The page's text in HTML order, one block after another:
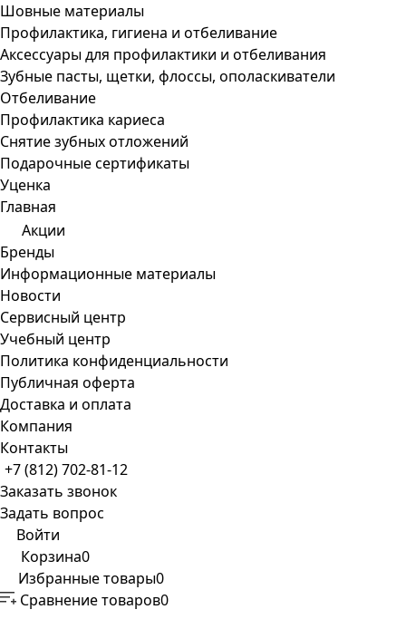
Шовные материалы
Профилактика, гигиена и отбеливание
Аксессуары для профилактики и отбеливания
Зубные пасты, щетки, флоссы, ополаскиватели
Отбеливание
Профилактика кариеса
Снятие зубных отложений
Подарочные сертификаты
Уценка
Главная
Акции
Бренды
Информационные материалы
Новости
Сервисный центр
Учебный центр
Политика конфиденциальности
Публичная оферта
Доставка и оплата
Компания
Контакты
+7 (812) 702-81-12
Заказать звонок
Задать вопрос
Войти
Корзина0
Избранные товары0
Сравнение товаров0